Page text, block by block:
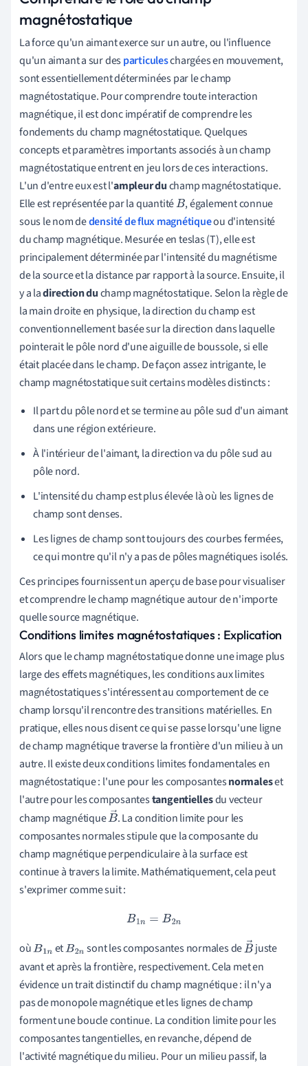
magnétostatique
La force qu'un aimant exerce sur un autre, ou l'influence
qu'un aimant a sur desparticuleschargées en mouvement,
sont essentiellement déterminées par le champ
magnétostatique. Pour comprendre toute interaction
magnétique, il est donc impératif de comprendre les
fondements du champ magnétostatique. Quelques
concepts et paramètres importants associés à un champ
magnétostatique entrent en jeu lors de ces interactions.
L'un d'entre eux est l'ampleur duchamp magnétostatique.
Elle est représentée par la quantitéB , également connue
sous le nom dedensité de flux magnétiqueou d'intensité
du champ magnétique. Mesurée en teslas (T), elle est
principalement déterminée par l'intensité du magnétisme
de la source et la distance par rapport à la source. Ensuite, il
y a ladirection duchamp magnétostatique. Selon la règle de
la main droite en physique, la direction du champ est
conventionnellement basée sur la direction dans laquelle
pointerait le pôle nord d'une aiguille de boussole, si elle
était placée dans le champ. De façon assez intrigante, le
champ magnétostatique suit certains modèles distincts :
Il part du pôle nord et se termine au pôle sud d'un aimant
dans une région extérieure.
À l'intérieur de l'aimant, la direction va du pôle sud au
pôle nord.
L'intensité du champ est plus élevée là où les lignes de
champ sont denses.
Les lignes de champ sont toujours des courbes fermées,
ce qui montre qu'il n'y a pas de pôles magnétiques isolés.
Ces principes fournissent un aperçu de base pour visualiser
et comprendre le champ magnétique autour de n'importe
quelle source magnétique.
Conditions limites magnétostatiques : Explication
Alors que le champ magnétostatique donne une image plus
large des effets magnétiques, les conditions aux limites
magnétostatiques s'intéressent au comportement de ce
champ lorsqu'il rencontre des transitions matérielles. En
pratique, elles nous disent ce qui se passe lorsqu'une ligne
de champ magnétique traverse la frontière d'un milieu à un
autre. Il existe deux conditions limites fondamentales en
magnétostatique : l'une pour les composantesnormaleset
l'autre pour les composantestangentiellesdu vecteur
champ magnétiqueB
→
. La condition limite pour les
composantes normales stipule que la composante du
champ magnétique perpendiculaire à la surface est
continue à travers la limite. Mathématiquement, cela peut
s'exprimer comme suit :
B1 n=B2n
oùB1n etB2n sont les composantes normales deB
→
juste
avant et après la frontière, respectivement. Cela met en
évidence un trait distinctif du champ magnétique : il n'y a
pas de monopole magnétique et les lignes de champ
forment une boucle continue. La condition limite pour les
composantes tangentielles, en revanche, dépend de
l'activité magnétique du milieu. Pour un milieu passif, la